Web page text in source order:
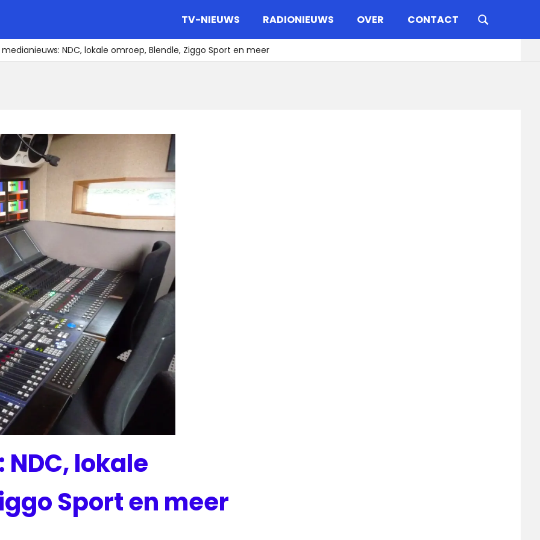
TV-NIEUWS RADIONIEUWS OVER CONTACT
NDC, lokale omroep, Blendle, Ziggo Sport en meer
lokale
Sport en meer